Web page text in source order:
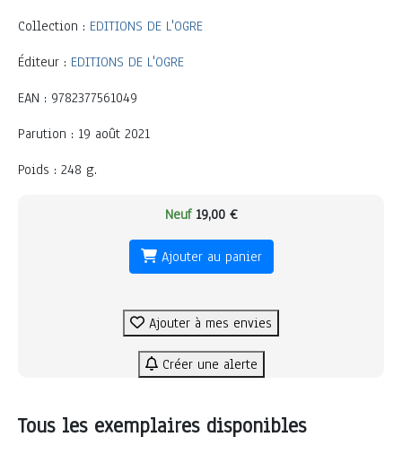
Collection : EDITIONS DE L'OGRE
Éditeur : EDITIONS DE L'OGRE
EAN : 9782377561049
Parution : 19 août 2021
Poids : 248 g.
Neuf19,00 €
Ajouter au panier
Ajouter à mes envies
Créer une alerte
Tous les exemplaires disponibles